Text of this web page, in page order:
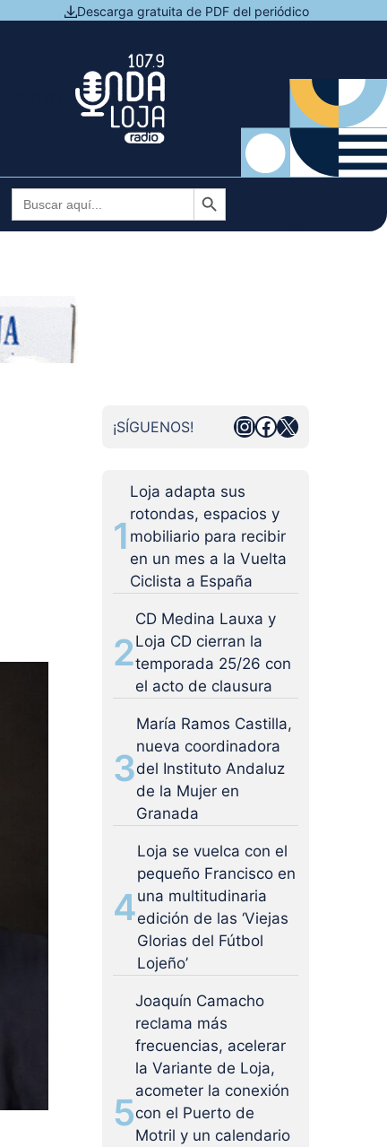
Descarga gratuita de PDF del periódico
Buscar: Botón de búsqueda
¡SÍGUENOS! Instagram
Facebook
X
1
Loja adapta sus
rotondas, espacios y
mobiliario para recibir
en un mes a la Vuelta
Ciclista a España
2
CD Medina Lauxa y
Loja CD cierran la
temporada 25/26 con
el acto de clausura
3
María Ramos Castilla,
nueva coordinadora
del Instituto Andaluz
de la Mujer en
Granada
4
Loja se vuelca con el
pequeño Francisco en
una multitudinaria
edición de las ‘Viejas
Glorias del Fútbol
Lojeño’
5
Joaquín Camacho
reclama más
frecuencias, acelerar
la Variante de Loja,
acometer la conexión
con el Puerto de
Motril y un calendario